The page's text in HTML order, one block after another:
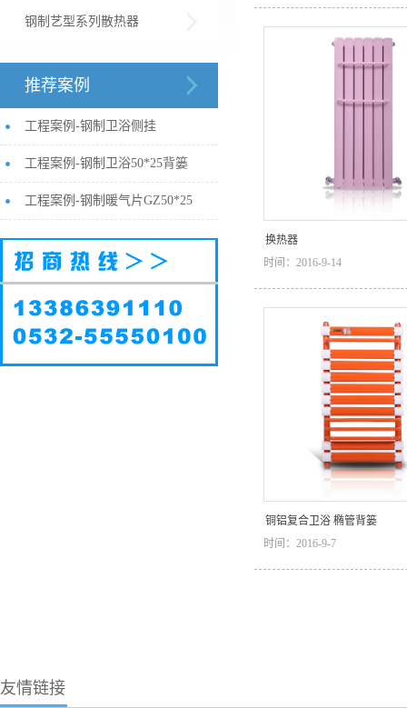
钢制艺型系列散热器
推荐案例
工程案例-钢制卫浴侧挂
工程案例-钢制卫浴50*25背篓
工程案例-钢制暖气片GZ50*25
换热器
时间：2016-9-14
铜铝复合卫浴 椭管背篓
时间：2016-9-7
友情链接